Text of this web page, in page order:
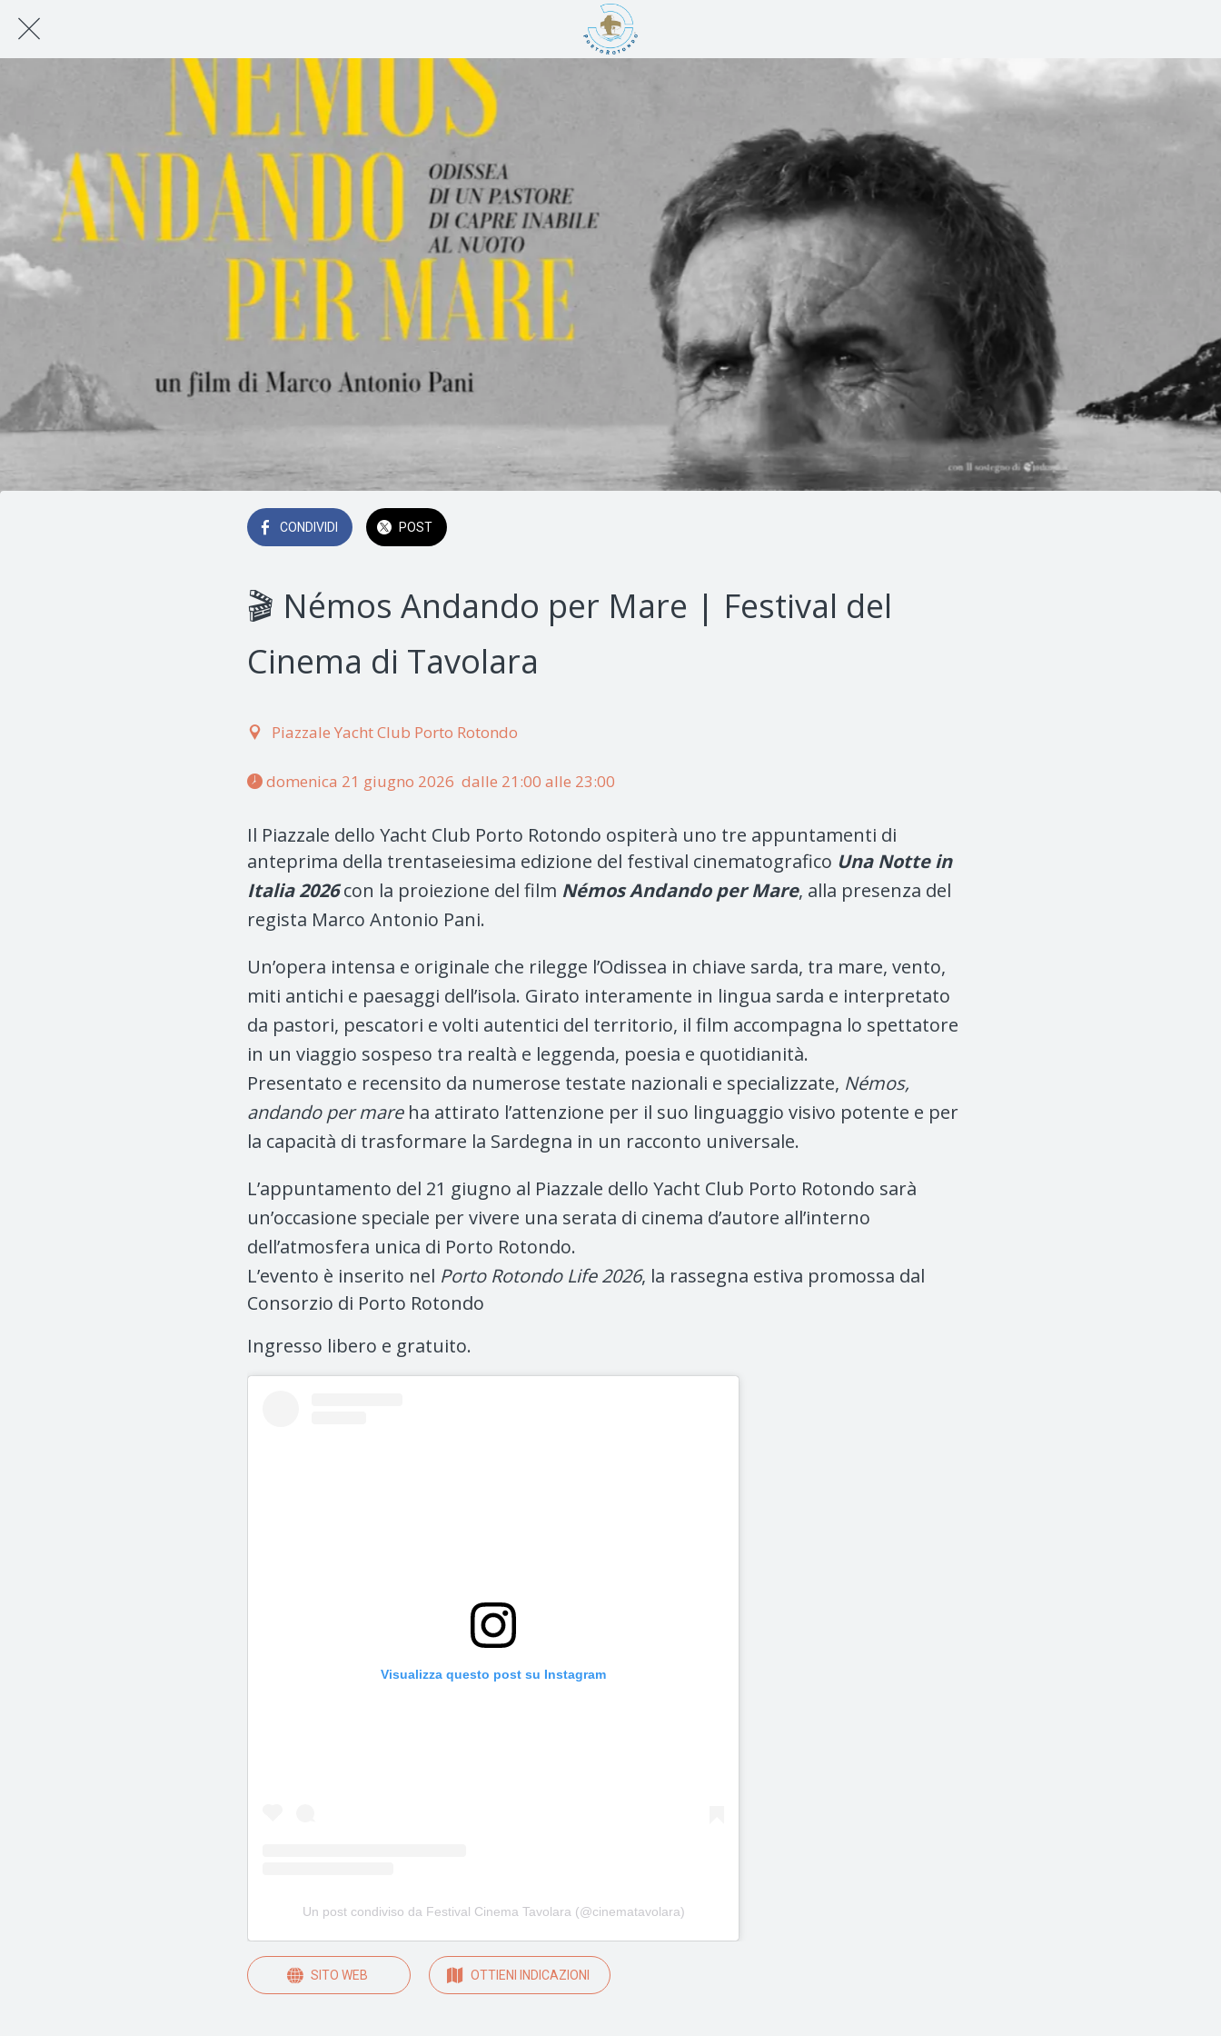
CONDIVIDI POST
🎬 Némos Andando per Mare | Festival del
Cinema di Tavolara
Piazzale Yacht Club Porto Rotondo
domenica 21 giugno 2026  dalle 21:00 alle 23:00
Il Piazzale dello Yacht Club Porto Rotondo ospiterà uno tre appuntamenti di
anteprima della trentaseiesima edizione del festival cinematografico Una Notte in
Italia 2026con la proiezione del film Némos Andando per Mare, alla presenza del
regista Marco Antonio Pani.
Un’opera intensa e originale che rilegge l’Odissea in chiave sarda, tra mare, vento,
miti antichi e paesaggi dell’isola. Girato interamente in lingua sarda e interpretato
da pastori, pescatori e volti autentici del territorio, il film accompagna lo spettatore
in un viaggio sospeso tra realtà e leggenda, poesia e quotidianità.
Presentato e recensito da numerose testate nazionali e specializzate, Némos,
andando per mareha attirato l’attenzione per il suo linguaggio visivo potente e per
la capacità di trasformare la Sardegna in un racconto universale.
L’appuntamento del 21 giugno al Piazzale dello Yacht Club Porto Rotondo sarà
un’occasione speciale per vivere una serata di cinema d’autore all’interno
dell’atmosfera unica di Porto Rotondo.
L’evento è inserito nel Porto Rotondo Life 2026, la rassegna estiva promossa dal
Consorzio di Porto Rotondo
Ingresso libero e gratuito.
Visualizza questo post su Instagram
Un post condiviso da Festival Cinema Tavolara (@cinematavolara)
SITO WEB OTTIENI INDICAZIONI